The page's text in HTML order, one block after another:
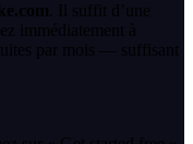
. Il suffit d’une
immédiatement à
par mois — suffisant